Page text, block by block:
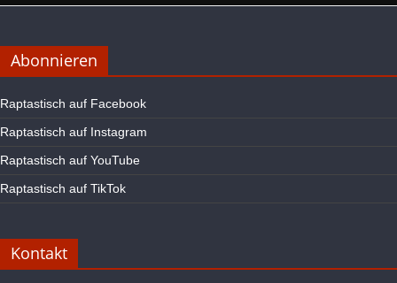
Abonnieren
Raptastisch auf Facebook
Raptastisch auf Instagram
Raptastisch auf YouTube
Raptastisch auf TikTok
Kontakt